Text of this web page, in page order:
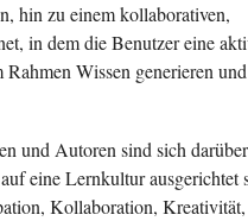
hin zu einem kollaborativen,
in dem die Benutzer eine
Wissen generieren und
und Autoren sind sich
eine Lernkultur ausgerichtet
Kollaboration,